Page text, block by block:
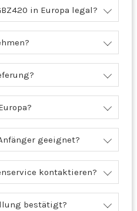
in Europa legal?
geeignet?
kontaktieren?
bestätigt?